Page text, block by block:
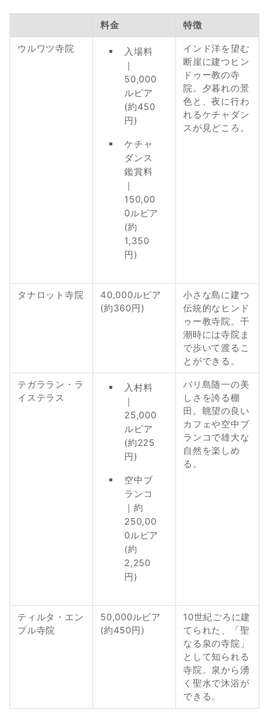
料金 特徴
ウルワツ寺院
入場料
｜
50,000
ルピア
(約450
円)
ケチャ
ダンス
鑑賞料
｜
150,00
0ルピア
(約
1,350
円)
インド洋を望む
断崖に建つヒン
ドゥー教の寺
院。夕暮れの景
色と、夜に行わ
れるケチャダン
スが見どころ。
タナロット寺院
40,000ルピア
(約360円)
小さな島に建つ
伝統的なヒンド
ゥー教寺院。干
潮時には寺院ま
で歩いて渡るこ
とができる。
テガララン・ラ
イステラス
入村料
｜
25,000
ルピア
(約225
円)
空中ブ
ランコ
｜約
250,00
0ルピア
(約
2,250
円)
バリ島随一の美
しさを誇る棚
田。眺望の良い
カフェや空中ブ
ランコで雄大な
自然を楽しめ
る。
ティルタ・エン
プル寺院
50,000ルピア
(約450円)
10世紀ごろに建
てられた、「聖
なる泉の寺院」
として知られる
寺院。泉から湧
く聖水で沐浴が
できる。